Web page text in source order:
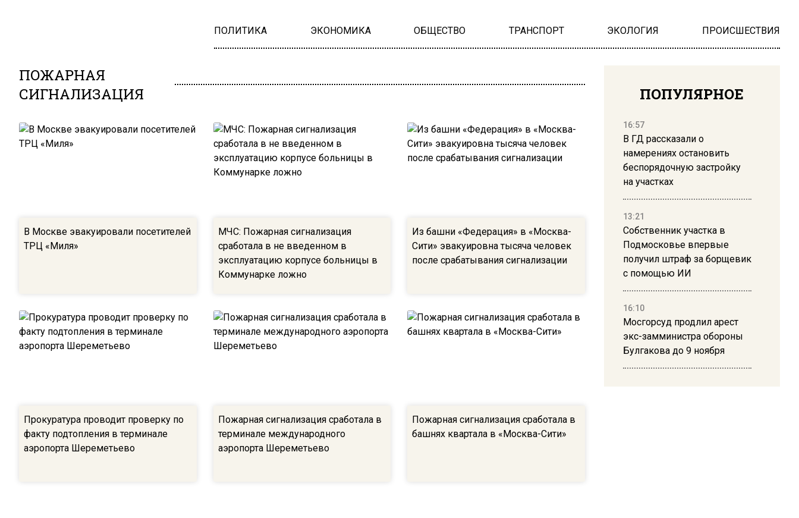
ПОЛИТИКА ЭКОНОМИКА ОБЩЕСТВО ТРАНСПОРТ ЭКОЛОГИЯ ПРОИСШЕСТВИЯ
ПОЖАРНАЯ
СИГНАЛИЗАЦИЯ
В Москве эвакуировали посетителей
ТРЦ «Миля»
МЧС: Пожарная сигнализация
сработала в не введенном в
эксплуатацию корпусе больницы в
Коммунарке ложно
Из башни «Федерация» в «Москва-
Сити» эвакуировна тысяча человек
после срабатывания сигнализации
Прокуратура проводит проверку по
факту подтопления в терминале
аэропорта Шереметьево
Пожарная сигнализация сработала в
терминале международного
аэропорта Шереметьево
Пожарная сигнализация сработала в
башнях квартала в «Москва-Сити»
ПОПУЛЯРНОЕ
16:57
В ГД рассказали о
намерениях остановить
беспорядочную застройку
на участках
13:21
Собственник участка в
Подмосковье впервые
получил штраф за борщевик
с помощью ИИ
16:10
Мосгорсуд продлил арест
экс-замминистра обороны
Булгакова до 9 ноября